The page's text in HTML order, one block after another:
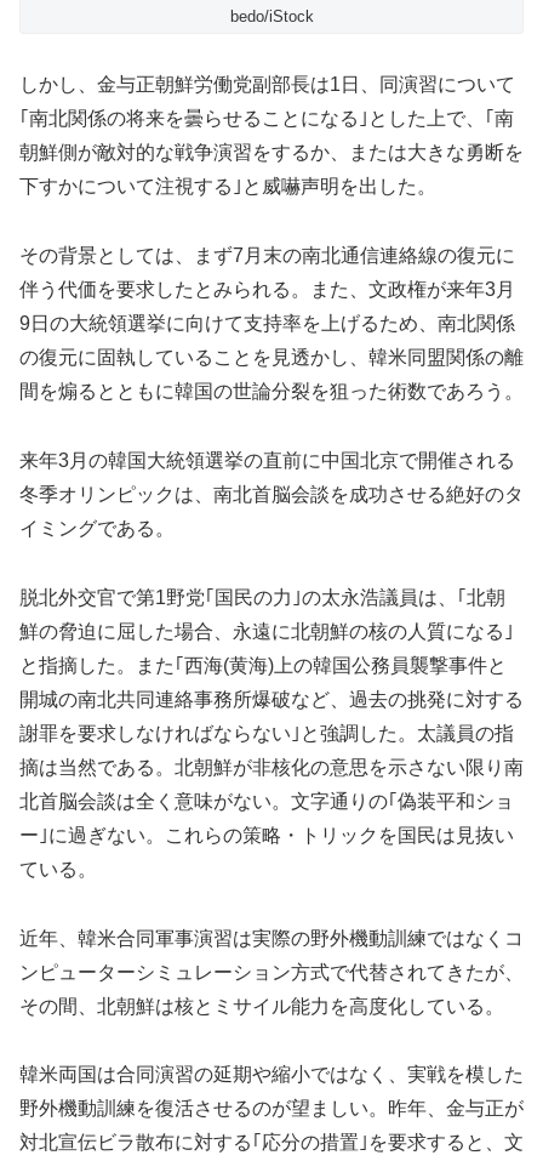
bedo/iStock
しかし、金与正朝鮮労働党副部長は1日、同演習について
｢南北関係の将来を曇らせることになる｣とした上で、｢南
朝鮮側が敵対的な戦争演習をするか、または大きな勇断を
下すかについて注視する｣と威嚇声明を出した。
その背景としては、まず7月末の南北通信連絡線の復元に
伴う代価を要求したとみられる。また、文政権が来年3月
9日の大統領選挙に向けて支持率を上げるため、南北関係
の復元に固執していることを見透かし、韓米同盟関係の離
間を煽るとともに韓国の世論分裂を狙った術数であろう。
来年3月の韓国大統領選挙の直前に中国北京で開催される
冬季オリンピックは、南北首脳会談を成功させる絶好のタ
イミングである。
脱北外交官で第1野党｢国民の力｣の太永浩議員は、｢北朝
鮮の脅迫に屈した場合、永遠に北朝鮮の核の人質になる｣
と指摘した。また｢西海(黄海)上の韓国公務員襲撃事件と
開城の南北共同連絡事務所爆破など、過去の挑発に対する
謝罪を要求しなければならない｣と強調した。太議員の指
摘は当然である。北朝鮮が非核化の意思を示さない限り南
北首脳会談は全く意味がない。文字通りの｢偽装平和ショ
ー｣に過ぎない。これらの策略・トリックを国民は見抜い
ている。
近年、韓米合同軍事演習は実際の野外機動訓練ではなくコ
ンピューターシミュレーション方式で代替されてきたが、
その間、北朝鮮は核とミサイル能力を高度化している。
韓米両国は合同演習の延期や縮小ではなく、実戦を模した
野外機動訓練を復活させるのが望ましい。昨年、金与正が
対北宣伝ビラ散布に対する｢応分の措置｣を要求すると、文